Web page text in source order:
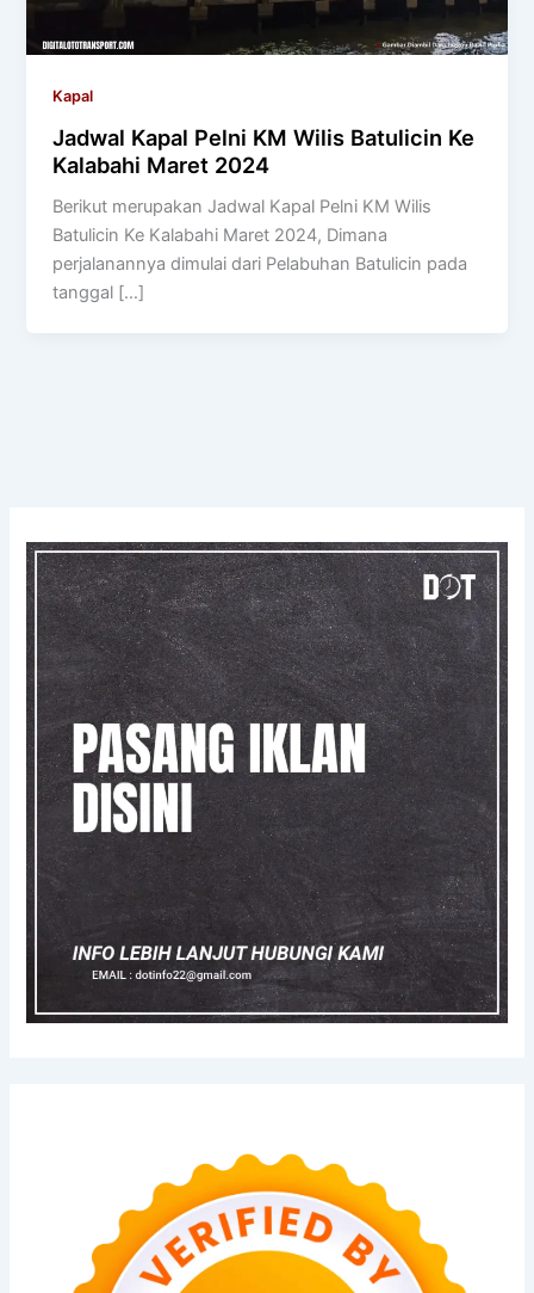
Kapal
Jadwal Kapal Pelni KM Wilis Batulicin Ke
Kalabahi Maret 2024
Berikut merupakan Jadwal Kapal Pelni KM Wilis
Batulicin Ke Kalabahi Maret 2024, Dimana
perjalanannya dimulai dari Pelabuhan Batulicin pada
tanggal […]